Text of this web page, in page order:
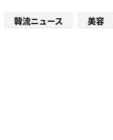
韓流ニュース 美容